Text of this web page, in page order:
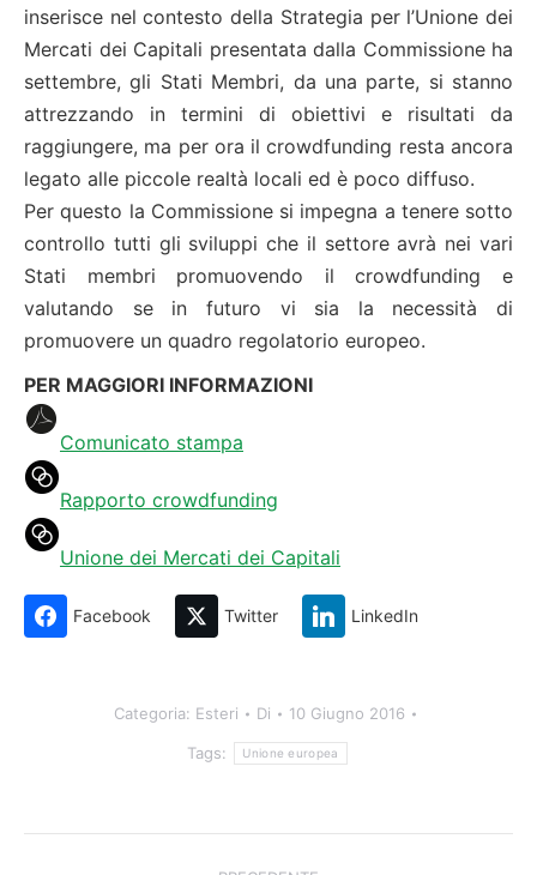
inserisce nel contesto della Strategia per l’Unione dei
Mercati dei Capitali presentata dalla Commissione ha
settembre, gli Stati Membri, da una parte, si stanno
attrezzando in termini di obiettivi e risultati da
raggiungere, ma per ora il crowdfunding resta ancora
legato alle piccole realtà locali ed è poco diffuso.
Per questo la Commissione si impegna a tenere sotto
controllo tutti gli sviluppi che il settore avrà nei vari
Stati membri promuovendo il crowdfunding e
valutando se in futuro vi sia la necessità di
promuovere un quadro regolatorio europeo.
PER MAGGIORI INFORMAZIONI
Comunicato stampa
Rapporto crowdfunding
Unione dei Mercati dei Capitali
Facebook Twitter LinkedIn
Categoria: Esteri Di 10 Giugno 2016
Tags: Unione europea